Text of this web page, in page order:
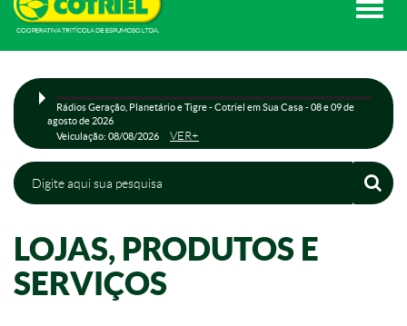
Toggle
Rádios Geração, Planetário e Tigre - Cotriel em Sua Casa - 08 e 09 de
agosto de 2026
Veiculação: 08/08/2026
VER+
LOJAS, PRODUTOS E
SERVIÇOS